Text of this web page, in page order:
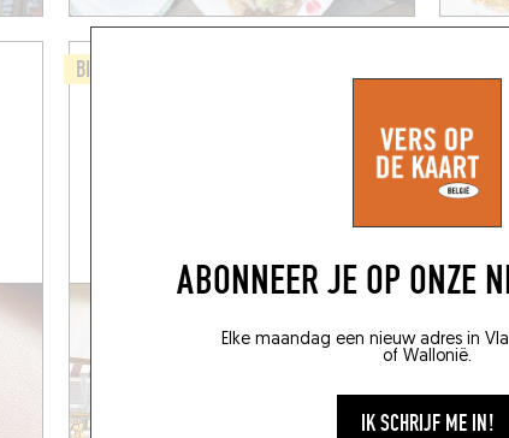
ABONNEER JE OP ONZE
Elke maandag een nieuw adres in
of Wallonië.
IK SCHRIJF ME IN!
BISTRO